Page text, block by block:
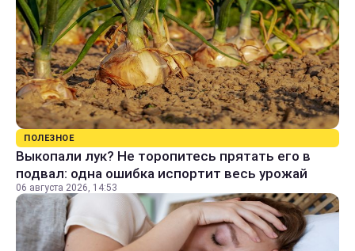
ПОЛЕЗНОЕ
Выкопали лук? Не торопитесь прятать его в
подвал: одна ошибка испортит весь урожай
06 августа 2026, 14:53